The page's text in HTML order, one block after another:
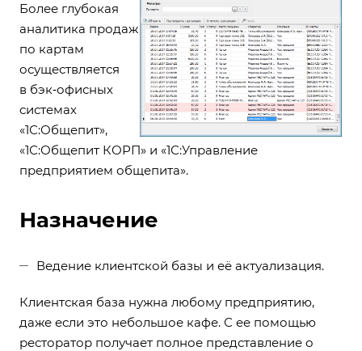
Более глубокая
аналитика продаж
по картам
осуществляется
в бэк‑офисных
системах
«1С:Общепит»,
«1С:Общепит КОРП» и «1С:Управление
предприятием общепита».
Назначение
Ведение клиентской базы и её актуализация.
Клиентская база нужна любому предприятию,
даже если это небольшое кафе. С ее помощью
ресторатор получает полное представление о